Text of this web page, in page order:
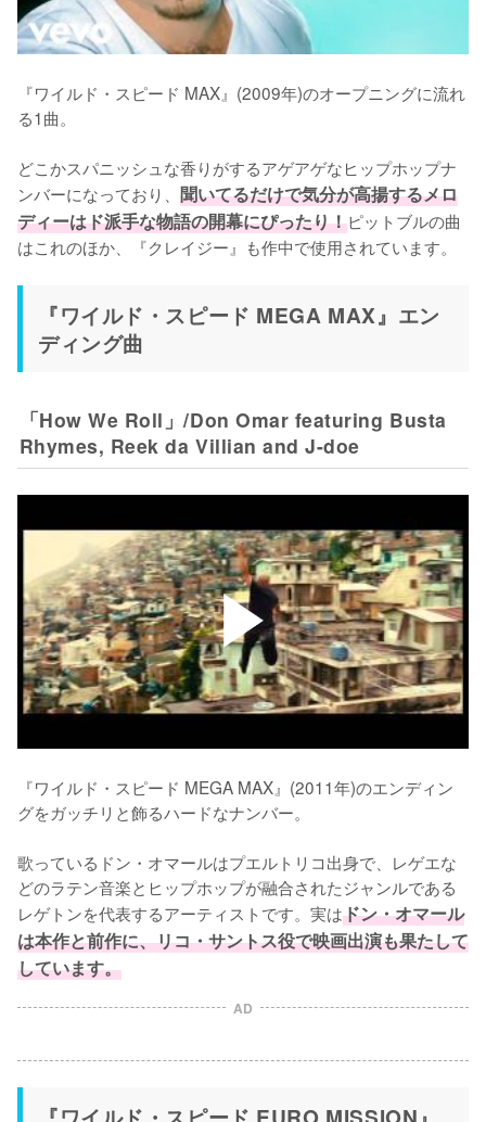
『ワイルド・スピード MAX』(2009年)のオープニングに流れ
る1曲。
どこかスパニッシュな香りがするアゲアゲなヒップホップナ
ンバーになっており、 聞いてるだけで気分が高揚するメロ
ディーはド派手な物語の開幕にぴったり！ピットブルの曲
はこれのほか、『クレイジー』も作中で使用されています。
『ワイルド・スピード MEGA MAX』エン
ディング曲
「How We Roll」/Don Omar featuring Busta
Rhymes, Reek da Villian and J-doe
『ワイルド・スピード MEGA MAX』(2011年)のエンディン
グをガッチリと飾るハードなナンバー。
歌っているドン・オマールはプエルトリコ出身で、レゲエな
どのラテン音楽とヒップホップが融合されたジャンルである
レゲトンを代表するアーティストです。実はドン・オマール
は本作と前作に、リコ・サントス役で映画出演も果たして
しています。
AD